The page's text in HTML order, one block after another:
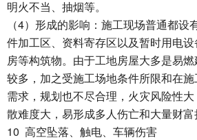
明火不当、抽烟等。
（4）形成的影响：施工现场普通都设
件加工区、资料寄存区以及暂时用电
房等构筑物。由于工地房屋大多是易
较多，加之受施工场地条件所限和在
需求，规划也不尽合理，火灾风险性
散难度大，易形成多人伤亡和大量财富
10 高空坠落、触电、车辆伤害